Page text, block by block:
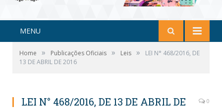
MENU
Home » Publicações Oficiais » Leis »
LEI N° 468/2016, DE
13 DE ABRIL DE 2016
LEI N° 468/2016, DE 13 DE ABRIL DE
0